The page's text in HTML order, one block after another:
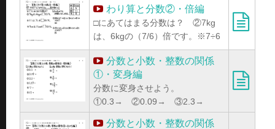
わり算と分数②・倍編
□にあてはまる分数は？ ②7kg
は、6kgの（7/6）倍です。※7÷6
分数と小数・整数の関係
①・変身編
分数に変身させよう。
①0.3→ ②0.09→ ③2.3→
分数と小数・整数の関係